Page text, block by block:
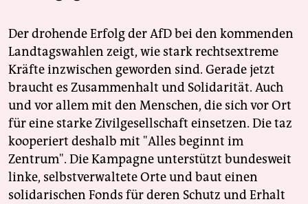
Der drohende Erfolg der AfD bei den kommenden
Landtagswahlen zeigt, wie stark rechtsextreme
Kräfte inzwischen geworden sind. Gerade jetzt
braucht es Zusammenhalt und Solidarität. Auch
und vor allem mit den Menschen, die sich vor Ort
für eine starke Zivilgesellschaft einsetzen. Die taz
kooperiert deshalb mit "Alles beginnt im
Zentrum". Die Kampagne unterstützt bundesweit
linke, selbstverwaltete Orte und baut einen
solidarischen Fonds für deren Schutz und Erhalt